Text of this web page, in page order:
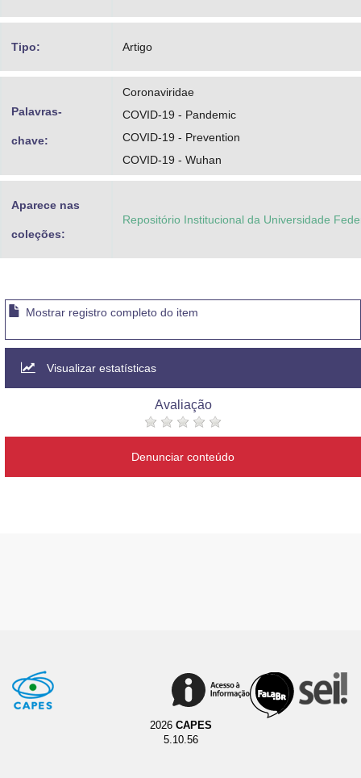
Tipo: Artigo
Palavras-
chave:
Coronaviridae
COVID-19 - Pandemic
COVID-19 - Prevention
COVID-19 - Wuhan
Aparece nas
coleções:
Repositório Institucional da Universidade
Mostrar registro completo do item
Visualizar estatísticas
Avaliação
Denunciar conteúdo
2026 CAPES
5.10.56